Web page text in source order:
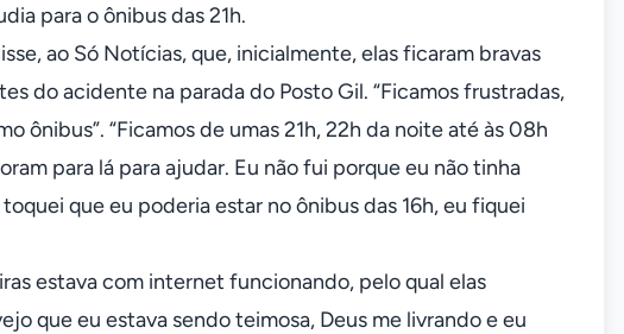
para o ônibus das 21h.
ao Só Notícias, que, inicialmente, elas ficaram bravas
do acidente na parada do Posto Gil. “Ficamos frustradas,
ônibus”. “Ficamos de umas 21h, 22h da noite até às 08h
para lá para ajudar. Eu não fui porque eu não tinha
que eu poderia estar no ônibus das 16h, eu fiquei
estava com internet funcionando, pelo qual elas
que eu estava sendo teimosa, Deus me livrando e eu